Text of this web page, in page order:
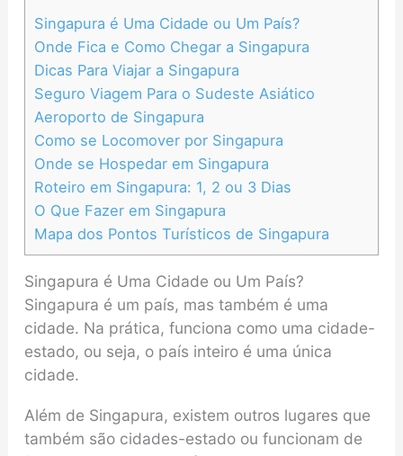
Singapura é Uma Cidade ou Um País?
Onde Fica e Como Chegar a Singapura
Dicas Para Viajar a Singapura
Seguro Viagem Para o Sudeste Asiático
Aeroporto de Singapura
Como se Locomover por Singapura
Onde se Hospedar em Singapura
Roteiro em Singapura: 1, 2 ou 3 Dias
O Que Fazer em Singapura
Mapa dos Pontos Turísticos de Singapura
Singapura é Uma Cidade ou Um País?
Singapura é um país, mas também é uma
cidade. Na prática, funciona como uma cidade-
estado, ou seja, o país inteiro é uma única
cidade.
Além de Singapura, existem outros lugares que
também são cidades-estado ou funcionam de